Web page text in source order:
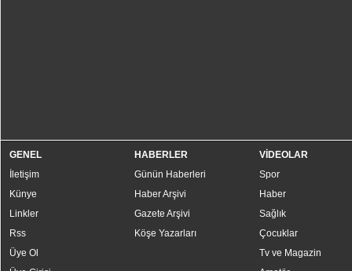
GENEL
İletişim
Künye
Linkler
Rss
Üye Ol
HABERLER
Günün Haberleri
Haber Arşivi
Gazete Arşivi
Köşe Yazarları
VİDEOLAR
Spor
Haber
Sağlık
Çocuklar
Tv ve Magazin